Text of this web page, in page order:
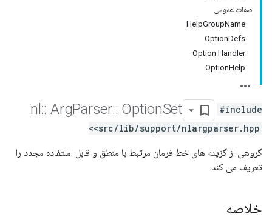
صفات عمومی
HelpGroupName
OptionDefs
Option Handler
OptionHelp
nl :: ArgParser:: OptionSet
#include
<src/lib/support/nlargparser.hpp>
گروهی از گزینه های خط فرمان مرتبط با منطق و قابل استفاده مجدد را
تعریف می کند.
خلاصه